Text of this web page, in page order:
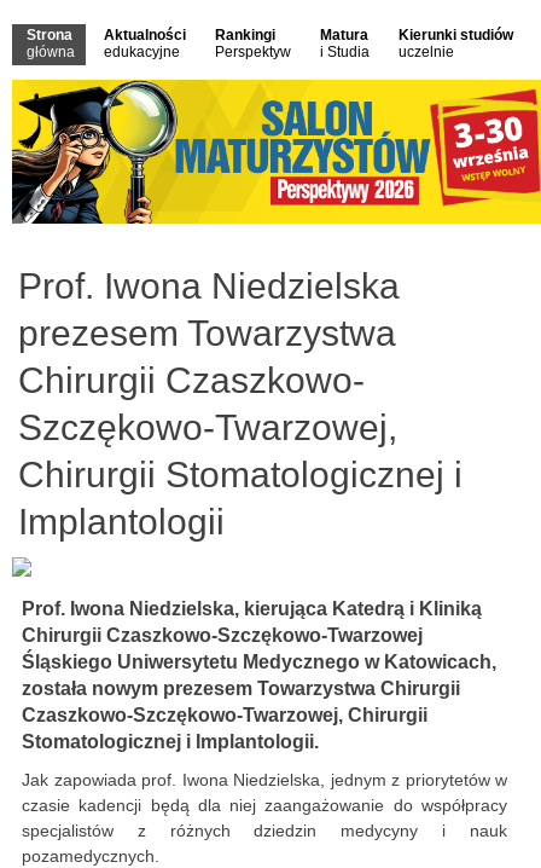
Strona
główna
Aktualności
edukacyjne
Rankingi
Perspektyw
Matura
i Studia
Kierunki studiów
uczelnie
Prof. Iwona Niedzielska
prezesem Towarzystwa
Chirurgii Czaszkowo-
Szczękowo-Twarzowej,
Chirurgii Stomatologicznej i
Implantologii
Prof. Iwona Niedzielska, kierująca Katedrą i Kliniką
Chirurgii Czaszkowo-Szczękowo-Twarzowej
Śląskiego Uniwersytetu Medycznego w Katowicach,
została nowym prezesem Towarzystwa Chirurgii
Czaszkowo-Szczękowo-Twarzowej, Chirurgii
Stomatologicznej i Implantologii.
Jak zapowiada prof. Iwona Niedzielska, jednym z priorytetów w
czasie kadencji będą dla niej zaangażowanie do współpracy
specjalistów z różnych dziedzin medycyny i nauk
pozamedycznych.